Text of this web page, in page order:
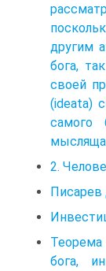
другим
бога,
своей
(ideata)
самого
2.
бога,